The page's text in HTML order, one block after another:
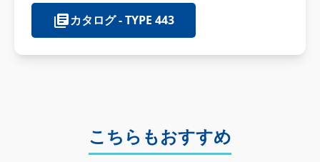
カタログ - TYPE 443
こちらもおすすめ